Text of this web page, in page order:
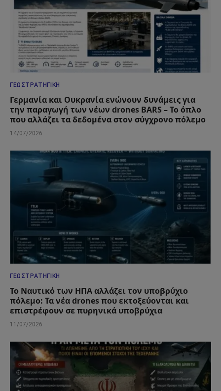
ΓΕΩΣΤΡΑΤΗΓΙΚΉ
Γερμανία και Ουκρανία ενώνουν δυνάμεις για
την παραγωγή των νέων drones BARS – Το όπλο
που αλλάζει τα δεδομένα στον σύγχρονο πόλεμο
14/07/2026
ΓΕΩΣΤΡΑΤΗΓΙΚΉ
Το Ναυτικό των ΗΠΑ αλλάζει τον υποβρύχιο
πόλεμο: Τα νέα drones που εκτοξεύονται και
επιστρέφουν σε πυρηνικά υποβρύχια
11/07/2026